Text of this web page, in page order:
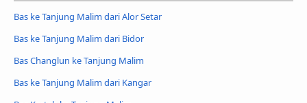
Bas ke Tanjung Malim dari Alor Setar
Bas ke Tanjung Malim dari Bidor
Bas Changlun ke Tanjung Malim
Bas ke Tanjung Malim dari Kangar